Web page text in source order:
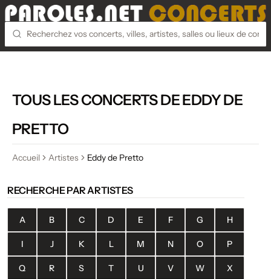
TOUS LES CONCERTS DE EDDY DE
PRETTO
Accueil Artistes Eddy de Pretto
RECHERCHE PAR ARTISTES
A B C D E F G H
I J K L M N O P
Q R S T U V W X